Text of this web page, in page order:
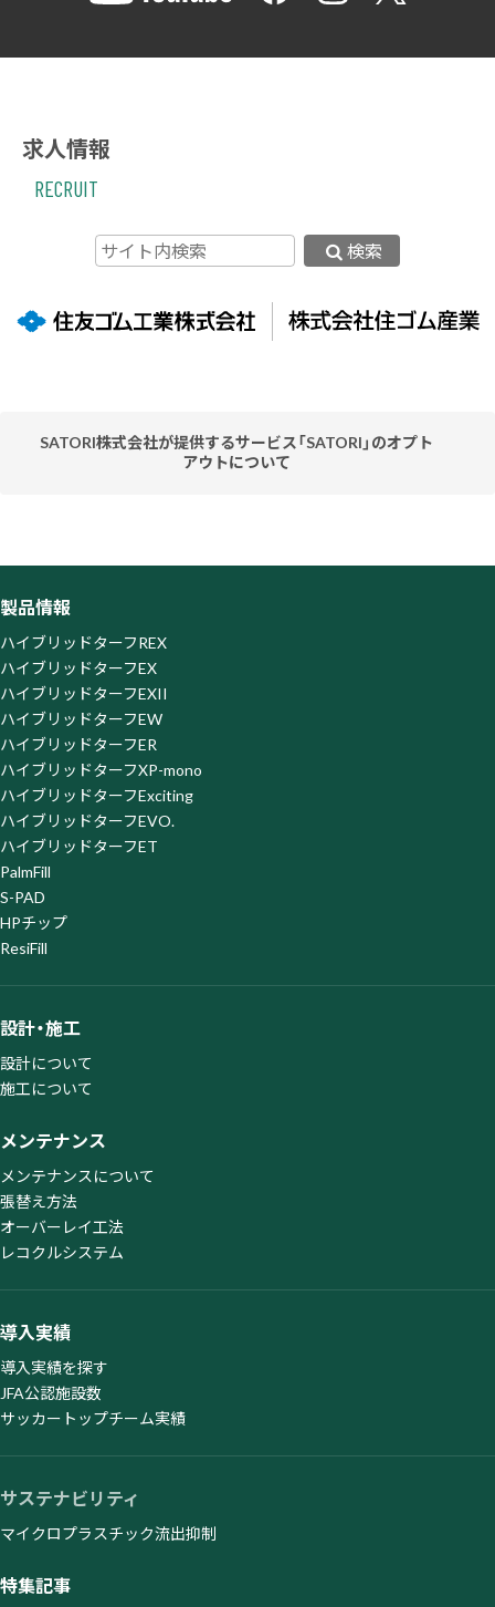
求人情報
RECRUIT
検索
SATORI株式会社が提供するサービス「SATORI」のオプト
アウトについて
のアクセス履歴を取得・蓄積しておりますが、この取得・蓄積
プトアウトページ」よりオプトアウトを行ってください。な
お、オプトアウトがなされた場合は、当社がウェブサイト上で
提供するサービスの一部を利用できなくなる場合がございま
すので、ご了承ください。
オプトアウトページ
製品情報
ハイブリッドターフREX
ハイブリッドターフEX
ハイブリッドターフEXII
ハイブリッドターフEW
ハイブリッドターフER
ハイブリッドターフXP-mono
ハイブリッドターフExciting
ハイブリッドターフEVO.
ハイブリッドターフET
PalmFill
S-PAD
HPチップ
ResiFill
設計・施工
設計について
施工について
メンテナンス
メンテナンスについて
張替え方法
オーバーレイ工法
レコクルシステム
導入実績
導入実績を探す
JFA公認施設数
サッカートップチーム実績
サステナビリティ
マイクロプラスチック流出抑制
特集記事